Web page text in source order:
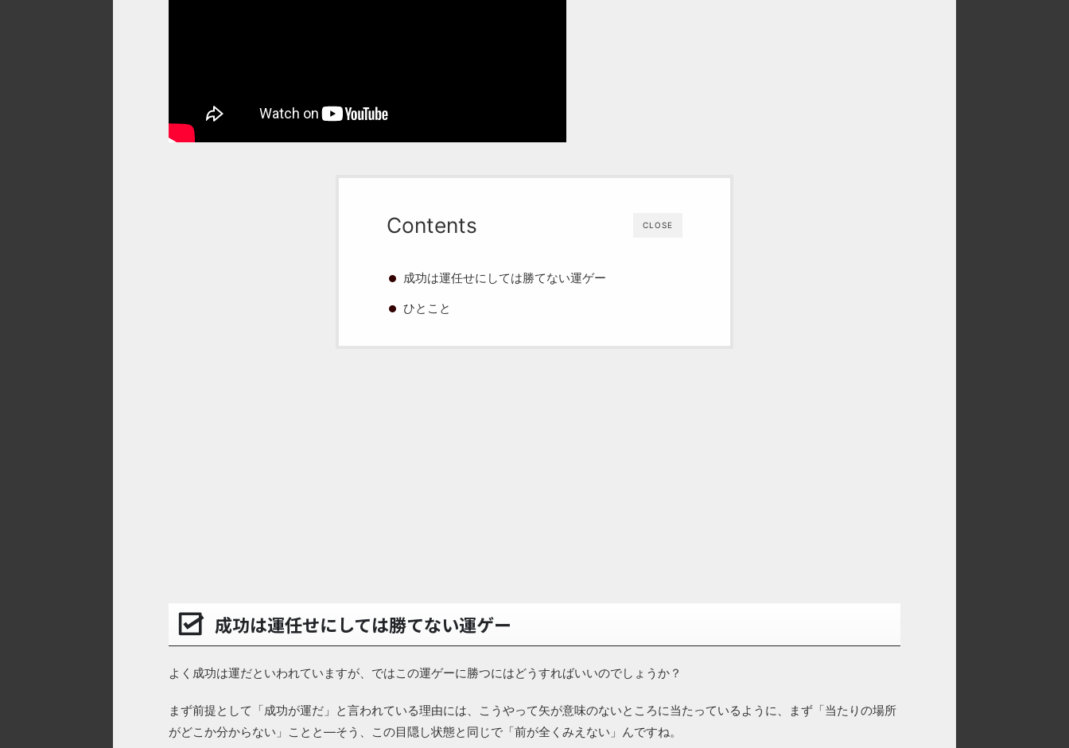
CLOSE
Contents
成功は運任せにしては勝てない運ゲー
ひとこと
成功は運任せにしては勝てない運ゲー
よく成功は運だといわれていますが、ではこの運ゲーに勝つにはどうすればいいのでしょうか？
まず前提として「成功が運だ」と言われている理由には、こうやって矢が意味のないところに当たっているように、まず「当たりの場所
がどこか分からない」ことと―そう、この目隠し状態と同じで「前が全くみえない」んですね。